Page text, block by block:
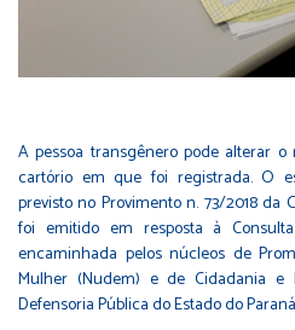
A pessoa transgênero pode alterar
cartório em que foi registrada. O
previsto no Provimento n. 73/2018 da
foi emitido em resposta à Consulta
encaminhada pelos núcleos de
Mulher (Nudem) e de Cidadania e
Defensoria Pública do Estado do Paraná